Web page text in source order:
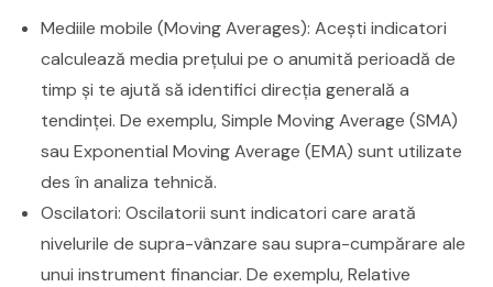
Mediile mobile (Moving Averages): Acești indicatori
calculează media prețului pe o anumită perioadă de
timp și te ajută să identifici direcția generală a
tendinței. De exemplu, Simple Moving Average (SMA)
sau Exponential Moving Average (EMA) sunt utilizate
des în analiza tehnică.
Oscilatori: Oscilatorii sunt indicatori care arată
nivelurile de supra-vânzare sau supra-cumpărare ale
unui instrument financiar. De exemplu, Relative